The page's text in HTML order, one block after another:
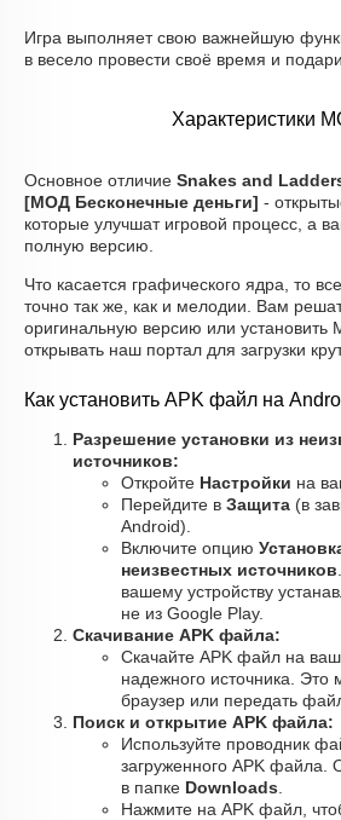
Игра выполняет свою важнейшую
в весело провести своё время и
Характеристики
Основное отличие Snakes and
[МОД Бесконечные деньги] -
которые улучшат игровой процесс, а
полную версию.
Что касается графического ядра, то
точно так же, как и мелодии. Вам
оригинальную версию или
открывать наш портал для загрузки
Как установить APK файл на
Разрешение установки из
источников:
Откройте Настройки на
Перейдите в Защита (в
Android).
Включите опцию
неизвестных источников
вашему устройству
не из Google Play.
Скачивание APK файла:
Скачайте APK файл на
надежного источника. Это
браузер или передать
Поиск и открытие APK файла:
Используйте проводник
загруженного APK файла.
в папке Downloads
Нажмите на APK файл,